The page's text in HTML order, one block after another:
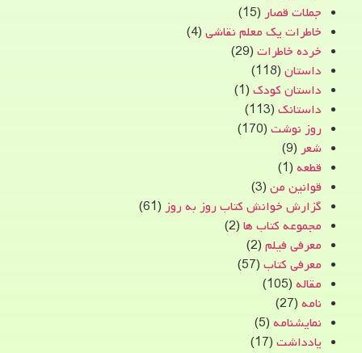
جملات قصار (15)
خاطرات یک معلم نقاشی (4)
خرده خاطرات (29)
داستان (118)
داستان کودک (1)
داستانک (113)
روز نوشت (170)
شعر (9)
قطعه (1)
قوانین من (3)
گزارش خوانش کتاب روز به روز (61)
مجموعه کتاب ها (2)
معرفی فیلم (2)
معرفی کتاب (57)
مقاله (105)
نامه (27)
نمایشنامه (5)
یادداشت (17)